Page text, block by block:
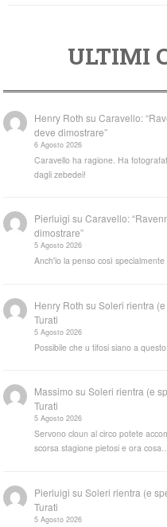
ULTIMI
Henry Roth suCaravello:
deve dimostrare”
6 Agosto 2026
Caravello ha ragione. Ha
dagli zebedei!
Pierluigi suCaravello:
dimostrare”
5 Agosto 2026
Anch'io la penso così
Henry Roth suSoleri rientra
Turati
5 Agosto 2026
Possibile che u tifosi siano a
Massimo suSoleri rientra (e
Turati
5 Agosto 2026
Servono cloun al circo potete
scorsa stagione pietosi e ora cosa…
Pierluigi suSoleri rientra (e
Turati
5 Agosto 2026